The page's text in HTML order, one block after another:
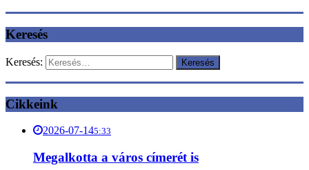
Keresés
Keresés:
Cikkeink
2026-07-145:33
Megalkotta a város címerét is